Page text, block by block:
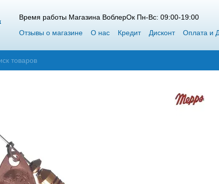
Время работы Магазина ВоблерОк Пн-Вс: 09:00-19:00
Отзывы о магазине
О нас Кредит Дисконт Оплата и